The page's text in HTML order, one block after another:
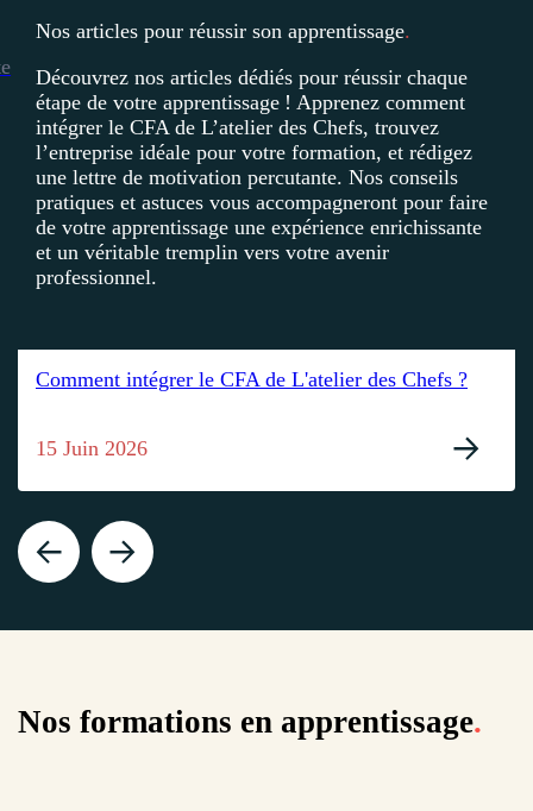
Nos articles pour réussir son apprentissage.
Découvrez nos articles dédiés pour réussir chaque
étape de votre apprentissage ! Apprenez comment
intégrer le CFA de L’atelier des Chefs, trouvez
l’entreprise idéale pour votre formation, et rédigez
une lettre de motivation percutante. Nos conseils
pratiques et astuces vous accompagneront pour faire
de votre apprentissage une expérience enrichissante
et un véritable tremplin vers votre avenir
professionnel.
Comment intégrer le CFA de L'atelier des Chefs ?
15 Juin 2026
Nos formations en apprentissage.